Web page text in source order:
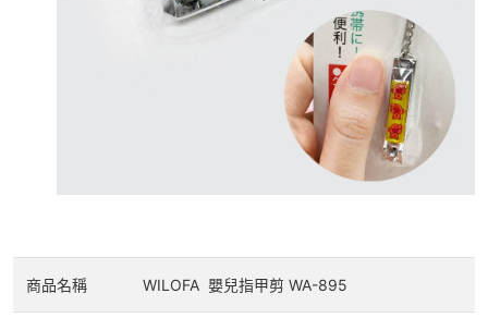
商品名稱 WILOFA 嬰兒指甲剪 WA-895